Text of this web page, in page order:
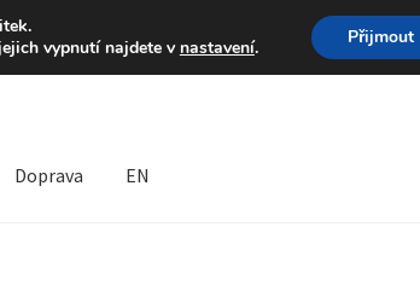
Volejte po-pá 9-16 704
Doprava EN
vypnutí najdete v nastavení. Přijmout